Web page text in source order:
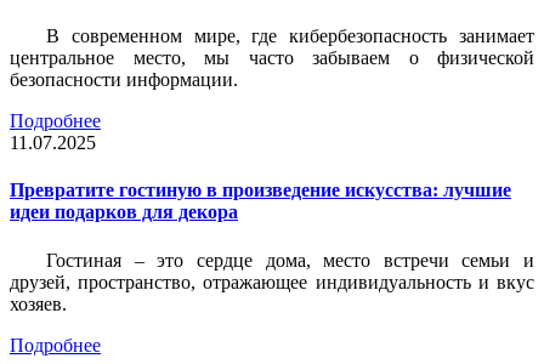
В современном мире, где кибербезопасность занимает
центральное место, мы часто забываем о физической
безопасности информации.
Подробнее
11.07.2025
Превратите гостиную в произведение искусства: лучшие
идеи подарков для декора
Гостиная – это сердце дома, место встречи семьи и
друзей, пространство, отражающее индивидуальность и вкус
хозяев.
Подробнее